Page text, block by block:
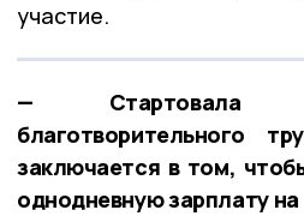
участие.
— Стартовала
благотворительного
заключается в том,
однодневную зарплату